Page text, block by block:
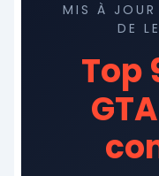
MIS À
DE
Top